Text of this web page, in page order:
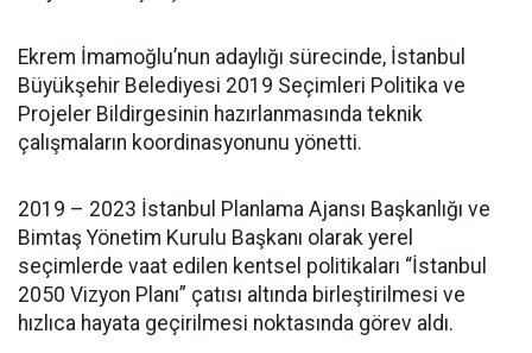
Ekrem İmamoğlu’nun adaylığı sürecinde, İstanbul
Büyükşehir Belediyesi 2019 Seçimleri Politika ve
Projeler Bildirgesinin hazırlanmasında teknik
çalışmaların koordinasyonunu yönetti.
2019 – 2023 İstanbul Planlama Ajansı Başkanlığı ve
Bimtaş Yönetim Kurulu Başkanı olarak yerel
seçimlerde vaat edilen kentsel politikaları “İstanbul
2050 Vizyon Planı” çatısı altında birleştirilmesi ve
hızlıca hayata geçirilmesi noktasında görev aldı.